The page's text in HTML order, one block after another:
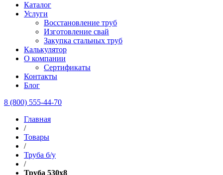
Каталог
Услуги
Восстановление труб
Изготовление свай
Закупка стальных труб
Калькулятор
О компании
Сертификаты
Контакты
Блог
8 (800) 555-44-70
Главная
/
Товары
/
Труба б/у
/
Труба 530х8